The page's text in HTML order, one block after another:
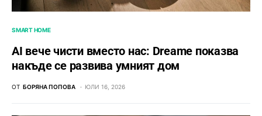
SMART HOME
AI вече чисти вместо нас: Dreame показва
накъде се развива умният дом
ОТ БОРЯНА ПОПОВА ЮЛИ 16, 2026